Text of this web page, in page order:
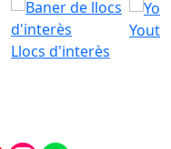
Llocs d'interès